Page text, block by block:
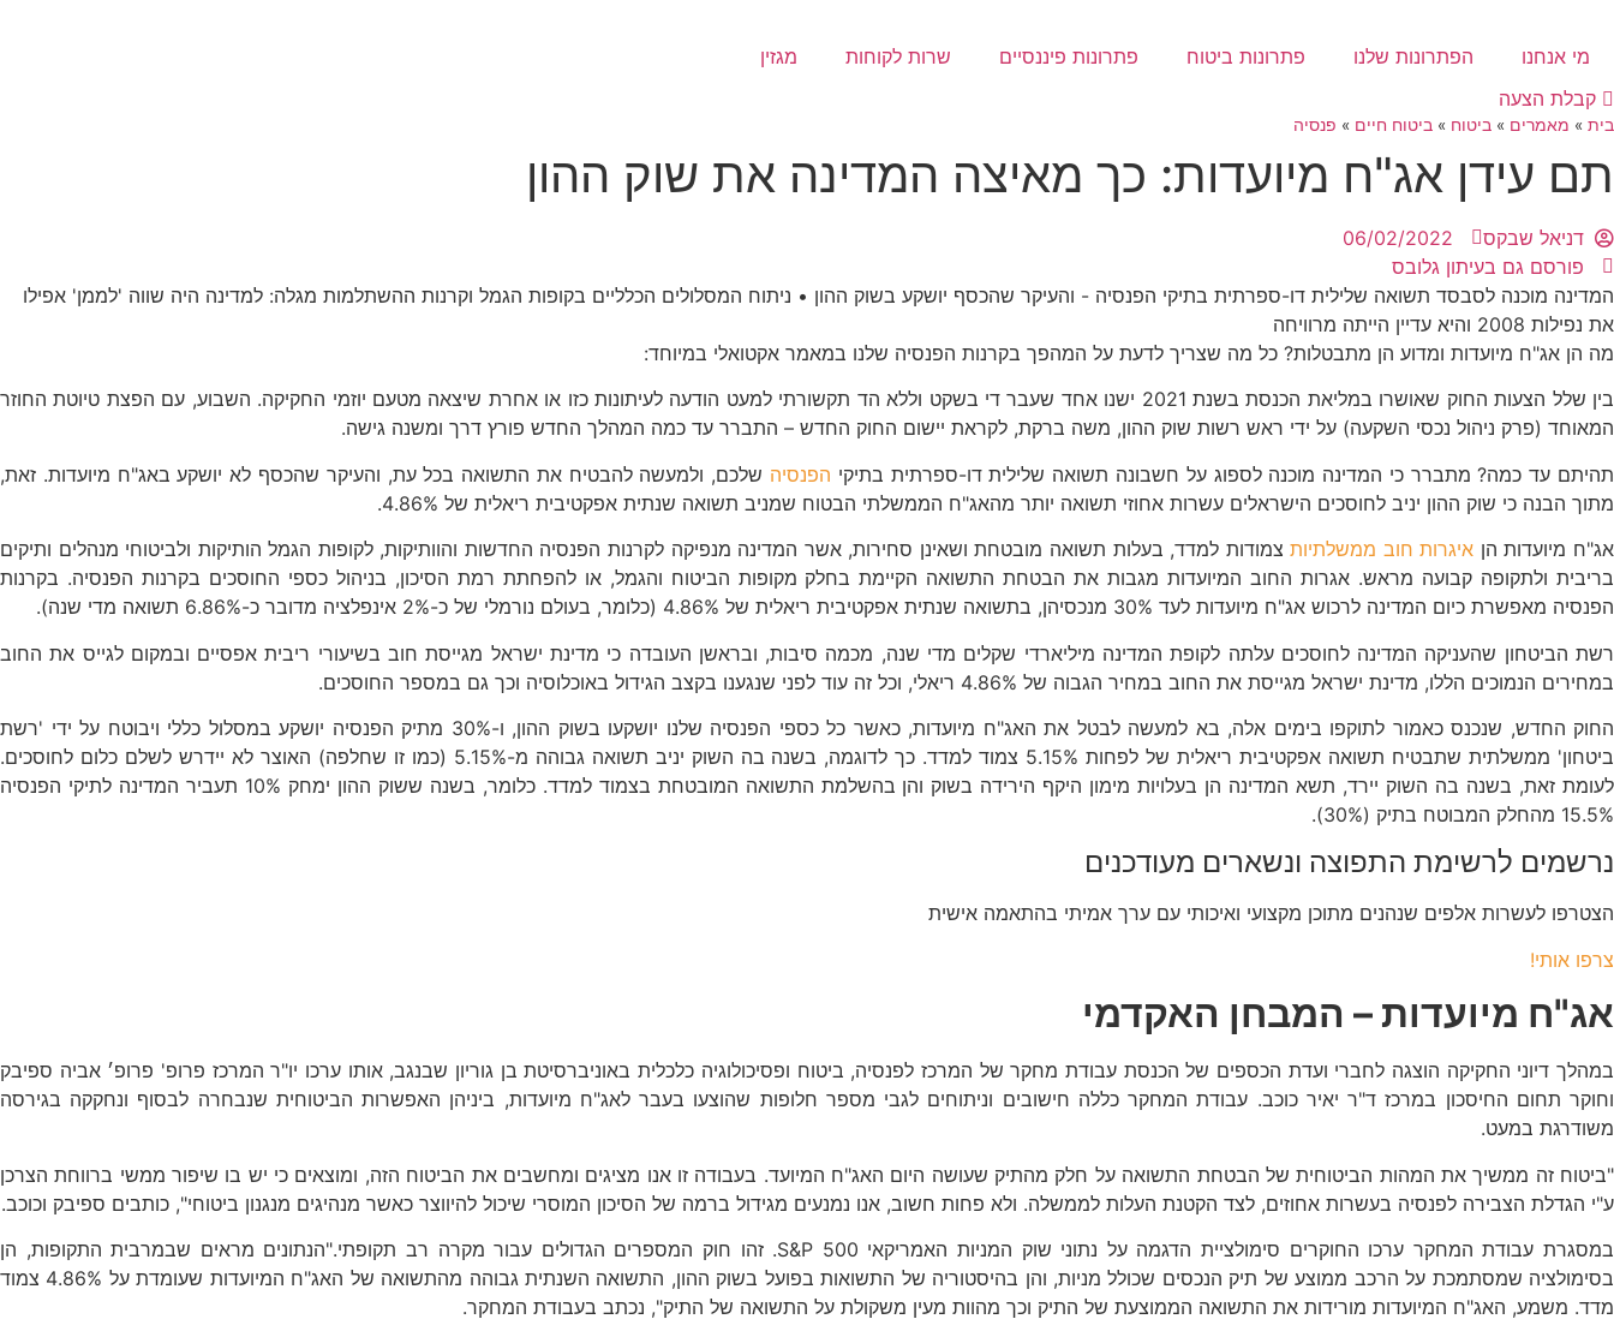
מי אנחנו הפתרונות שלנו פתרונות ביטוח פתרונות פיננסיים שרות לקוחות
מגזין
קבלת הצעה
בית » מאמרים » ביטוח » ביטוח חיים » פנסיה
תם עידן אג"ח מיועדות: כך מאיצה המדינה את שוק ההון
דניאל שבקס
06/02/2022
פורסם גם בעיתון גלובס
המדינה מוכנה לסבסד תשואה שלילית דו-ספרתית בתיקי הפנסיה - והעיקר שהכסף יושקע בשוק ההון • ניתוח המסלולים הכלליים בקופות הגמל וקרנות ההשתלמות מגלה: למדינה היה שווה 'לממן' אפילו
את נפילות 2008 והיא עדיין הייתה מרוויחה
מה הן אג"ח מיועדות ומדוע הן מתבטלות? כל מה שצריך לדעת על המהפך בקרנות הפנסיה שלנו במאמר אקטואלי במיוחד:
בין שלל הצעות החוק שאושרו במליאת הכנסת בשנת 2021 ישנו אחד שעבר די בשקט וללא הד תקשורתי למעט הודעה לעיתונות כזו או אחרת שיצאה מטעם יוזמי החקיקה. השבוע, עם הפצת טיוטת החוזר
המאוחד (פרק ניהול נכסי השקעה) על ידי ראש רשות שוק ההון, משה ברקת, לקראת יישום החוק החדש – התברר עד כמה המהלך החדש פורץ דרך ומשנה גישה.
תהיתם עד כמה? מתברר כי המדינה מוכנה לספוג על חשבונה תשואה שלילית דו-ספרתית בתיקי הפנסיה שלכם, ולמעשה להבטיח את התשואה בכל עת, והעיקר שהכסף לא יושקע באג"ח מיועדות. זאת,
מתוך הבנה כי שוק ההון יניב לחוסכים הישראלים עשרות אחוזי תשואה יותר מהאג"ח הממשלתי הבטוח שמניב תשואה שנתית אפקטיבית ריאלית של 4.86%.
אג"ח מיועדות הן איגרות חוב ממשלתיותצמודות למדד, בעלות תשואה מובטחת ושאינן סחירות, אשר המדינה מנפיקה לקרנות הפנסיה החדשות והוותיקות, לקופות הגמל הותיקות ולביטוחי מנהלים ותיקים
בריבית ולתקופה קבועה מראש. אגרות החוב המיועדות מגבות את הבטחת התשואה הקיימת בחלק מקופות הביטוח והגמל, או להפחתת רמת הסיכון, בניהול כספי החוסכים בקרנות הפנסיה. בקרנות
הפנסיה מאפשרת כיום המדינה לרכוש אג"ח מיועדות לעד 30% מנכסיהן, בתשואה שנתית אפקטיבית ריאלית של 4.86% (כלומר, בעולם נורמלי של כ-2% אינפלציה מדובר כ-6.86% תשואה מדי שנה).
רשת הביטחון שהעניקה המדינה לחוסכים עלתה לקופת המדינה מיליארדי שקלים מדי שנה, מכמה סיבות, ובראשן העובדה כי מדינת ישראל מגייסת חוב בשיעורי ריבית אפסיים ובמקום לגייס את החוב
במחירים הנמוכים הללו, מדינת ישראל מגייסת את החוב במחיר הגבוה של 4.86% ריאלי, וכל זה עוד לפני שנגענו בקצב הגידול באוכלוסיה וכך גם במספר החוסכים.
החוק החדש, שנכנס כאמור לתוקפו בימים אלה, בא למעשה לבטל את האג"ח מיועדות, כאשר כל כספי הפנסיה שלנו יושקעו בשוק ההון, ו-30% מתיק הפנסיה יושקע במסלול כללי ויבוטח על ידי 'רשת
ביטחון' ממשלתית שתבטיח תשואה אפקטיבית ריאלית של לפחות 5.15% צמוד למדד. כך לדוגמה, בשנה בה השוק יניב תשואה גבוהה מ-5.15% (כמו זו שחלפה) האוצר לא יידרש לשלם כלום לחוסכים.
לעומת זאת, בשנה בה השוק יירד, תשא המדינה הן בעלויות מימון היקף הירידה בשוק והן בהשלמת התשואה המובטחת בצמוד למדד. כלומר, בשנה ששוק ההון ימחק 10% תעביר המדינה לתיקי הפנסיה
15.5% מהחלק המבוטח בתיק (30%).
נרשמים לרשימת התפוצה ונשארים מעודכנים
הצטרפו לעשרות אלפים שנהנים מתוכן מקצועי ואיכותי עם ערך אמיתי בהתאמה אישית
צרפו אותי!
אג"ח מיועדות – המבחן האקדמי
במהלך דיוני החקיקה הוצגה לחברי ועדת הכספים של הכנסת עבודת מחקר של המרכז לפנסיה, ביטוח ופסיכולוגיה כלכלית באוניברסיטת בן גוריון שבנגב, אותו ערכו יו"ר המרכז פרופ' פרופ׳ אביה ספיבק
וחוקר תחום החיסכון במרכז ד"ר יאיר כוכב. עבודת המחקר כללה חישובים וניתוחים לגבי מספר חלופות שהוצעו בעבר לאג"ח מיועדות, ביניהן האפשרות הביטוחית שנבחרה לבסוף ונחקקה בגירסה
משודרגת במעט.
"ביטוח זה ממשיך את המהות הביטוחית של הבטחת התשואה על חלק מהתיק שעושה היום האג"ח המיועד. בעבודה זו אנו מציגים ומחשבים את הביטוח הזה, ומוצאים כי יש בו שיפור ממשי ברווחת הצרכן
ע"י הגדלת הצבירה לפנסיה בעשרות אחוזים, לצד הקטנת העלות לממשלה. ולא פחות חשוב, אנו נמנעים מגידול ברמה של הסיכון המוסרי שיכול להיווצר כאשר מנהיגים מנגנון ביטוחי", כותבים ספיבק וכוכב.
במסגרת עבודת המחקר ערכו החוקרים סימולציית הדגמה על נתוני שוק המניות האמריקאי S&P 500. זהו חוק המספרים הגדולים עבור מקרה רב תקופתי."הנתונים מראים שבמרבית התקופות, הן
בסימולציה שמסתמכת על הרכב ממוצע של תיק הנכסים שכולל מניות, והן בהיסטוריה של התשואות בפועל בשוק ההון, התשואה השנתית גבוהה מהתשואה של האג"ח המיועדות שעומדת על 4.86% צמוד
מדד. משמע, האג"ח המיועדות מורידות את התשואה הממוצעת של התיק וכך מהוות מעין משקולת על התשואה של התיק", נכתב בעבודת המחקר.